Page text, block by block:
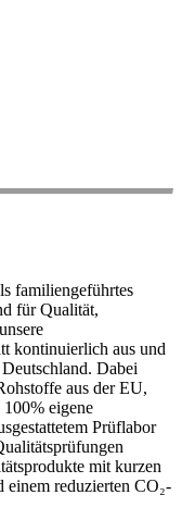
familiengeführtes
für Qualität,
kontinuierlich aus und
Dabei
aus der EU,
eigene
Prüflabor
mit kurzen
einem reduzierten CO₂-